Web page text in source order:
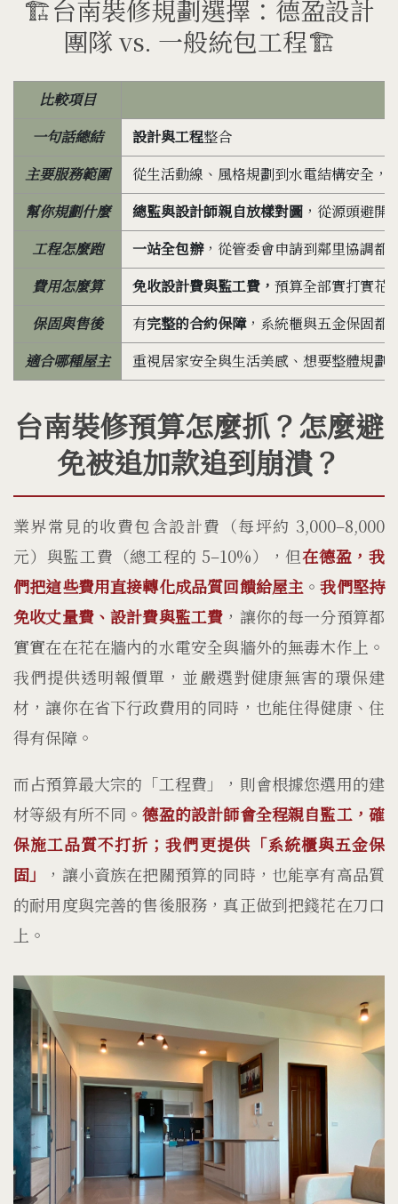
🏗️台南裝修規劃選擇：德盈設計
團隊 vs. 一般統包工程🏗️
比較項目
一句話總結
設計與工程整合
主要服務範圍
從生活動線、風格規劃到水電結構安全，
幫你規劃什麼
總監與設計師親自放樣對圖 ，從源頭避開
工程怎麼跑
一站全包辦，從管委會申請到鄰里協調都
費用怎麼算
免收設計費與監工費， 預算全部實打實花
保固與售後
有完整的合約保障，系統櫃與五金保固都
適合哪種屋主
重視居家安全與生活美感、想要整體規
台南裝修預算怎麼抓？怎麼避
免被追加款追到崩潰？
業界常見的收費包含設計費（每坪約 3,000–8,000
元）與監工費（總工程的 5–10%），但在德盈，我
們把這些費用直接轉化成品質回饋給屋主 。我們堅持
免收丈量費、設計費與監工費 ，讓你的每一分預算都
實實在在花在牆內的水電安全與牆外的無毒木作上。
我們提供透明報價單，並嚴選對健康無害的環保建
材，讓你在省下行政費用的同時，也能住得健康、住
得有保障。
而占預算最大宗的「工程費」，則會根據您選用的建
材等級有所不同。德盈的設計師會全程親自監工，確
保施工品質不打折；我們更提供「系統櫃與五金保
固」
，讓小資族在把關預算的同時，也能享有高品質
的耐用度與完善的售後服務，真正做到把錢花在刀口
上。